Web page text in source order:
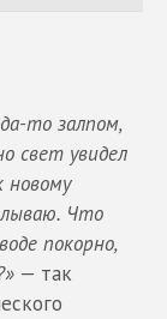
то залпом,
свет увидел
новому
Что
покорно,
— так